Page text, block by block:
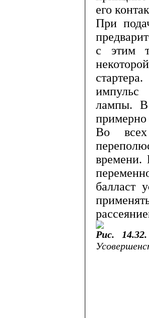
его
При
с этим
импульс
лампы. В
примерно
Во всех
времени.
балласт
Рис.
14.32.